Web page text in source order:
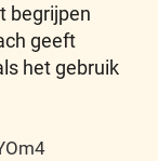
begrijpen
geeft
het gebruik